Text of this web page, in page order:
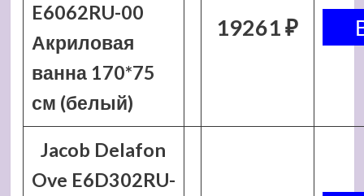
E6062RU-00
Акриловая
ванна 170*75
см (белый)
19261 ₽
Jacob Delafon
Ove E6D302RU-